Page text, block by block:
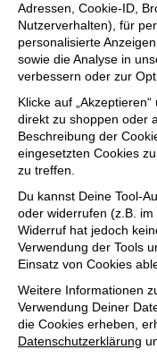
Adressen, Cookie-ID,
Nutzerverhalten), für
personalisierte
sowie die Analyse in
verbessern oder zur
Klicke auf
direkt zu shoppen oder
Beschreibung der
eingesetzten Cookies
zu treffen.
Du kannst Deine Tool-
oder widerrufen (z.B.
Widerruf hat jedoch
Verwendung der Tools
Einsatz von Cookies
Weitere Informationen
Verwendung Deiner
die Cookies erheben,
Datenschutzerklärung